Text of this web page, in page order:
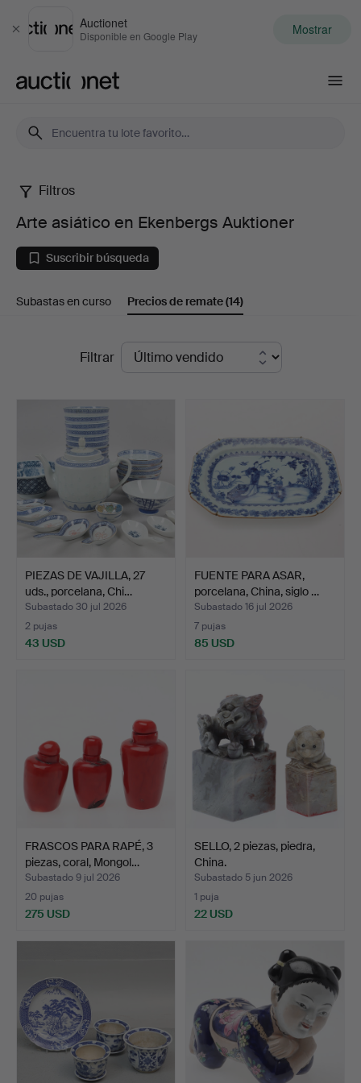
Cerrar
Auctionet
Disponible en Google Play Mostrar
Arte
asiático
en
Ekenbergs
Auktioner
Filtros
Arte asiático en Ekenbergs Auktioner
Suscribir búsqueda
Subastas en curso Precios de remate(14)
remate
Filtrar
PIEZAS DE VAJILLA, 27
uds., porcelana, Chi…
Subastado 30 jul 2026
2 pujas
43 USD
FUENTE PARA ASAR,
porcelana, China, siglo …
Subastado 16 jul 2026
7 pujas
85 USD
FRASCOS PARA RAPÉ, 3
piezas, coral, Mongol…
Subastado 9 jul 2026
20 pujas
275 USD
SELLO, 2 piezas, piedra,
China.
Subastado 5 jun 2026
1 puja
22 USD